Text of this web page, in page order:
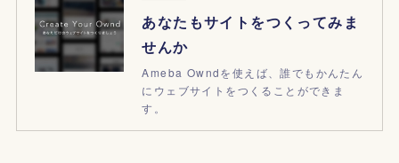
あなたもサイトをつくってみま
せんか
Ameba Owndを使えば、誰でもかんたん
にウェブサイトをつくることができま
す。